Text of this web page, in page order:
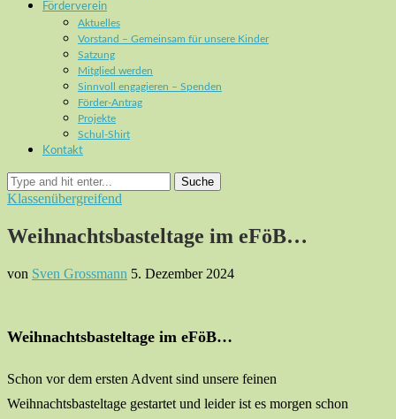
Förderverein
Aktuelles
Vorstand – Gemeinsam für unsere Kinder
Satzung
Mitglied werden
Sinnvoll engagieren – Spenden
Förder-Antrag
Projekte
Schul-Shirt
Kontakt
Suche
Klassenübergreifend
Weihnachtsbasteltage im eFöB…
von Sven Grossmann 5. Dezember 2024
Weihnachtsbasteltage im eFöB…
Schon vor dem ersten Advent sind unsere feinen
Weihnachtsbasteltage gestartet und leider ist es morgen schon